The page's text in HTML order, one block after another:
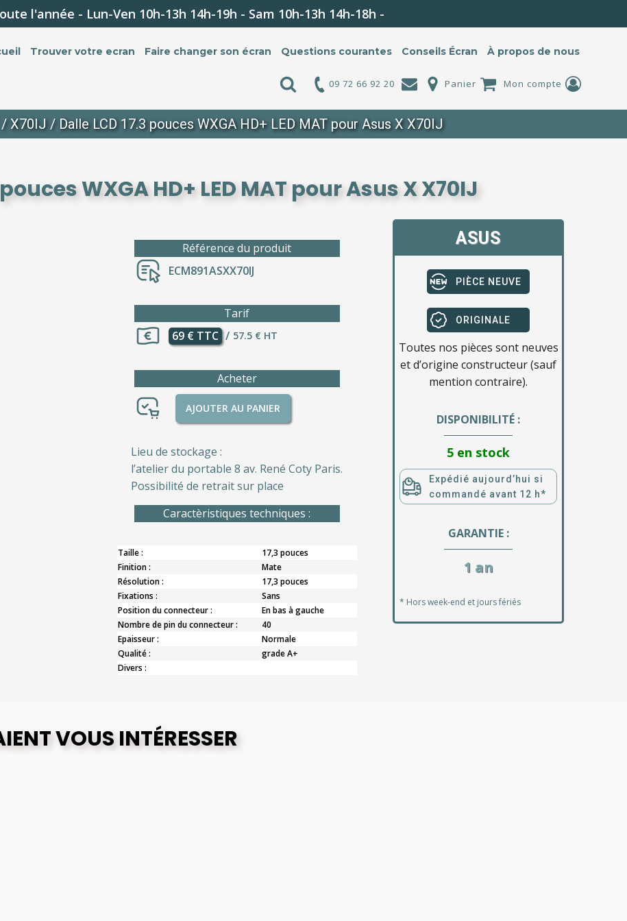
l'année - Lun-Ven 10h-13h 14h-19h - Sam 10h-13h 14h-18h -
Trouver votre ecran Faire changer son écran Questions courantes Conseils Écran À propos de nous
09 72 66 92 20 Panier Mon compte
/ X70IJ/ Dalle LCD 17.3 pouces WXGA HD+ LED MAT pour Asus X X70IJ
WXGA HD+ LED MAT pour Asus X X70IJ
Référence du produit
ECM891ASXX70IJ
Tarif
69 € TTC / 57.5 € HT
Acheter
AJOUTER AU PANIER
Lieu de stockage :
l’atelier du portable 8 av. René Coty Paris.
Possibilité de retrait sur place
Caractèristiques techniques :
Taille :
17,3 pouces
Finition :
Mate
Résolution :
17,3 pouces
Fixations :
Sans
Position du connecteur :
En bas à gauche
Nombre de pin du connecteur :
40
Epaisseur :
Normale
Qualité :
grade A+
Divers :
ASUS
PIÈCE NEUVE
ORIGINALE
Toutes nos pièces sont neuves
et d’origine constructeur (sauf
mention contraire).
DISPONIBILITÉ :
5 en stock
Expédié aujourd’hui si
commandé avant 12 h*
GARANTIE :
1 an
* Hors week-end et jours fériés
VOUS INTÉRESSER